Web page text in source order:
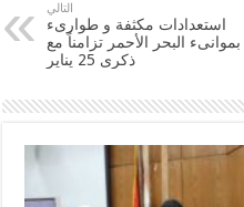
التالي
استعدادات مكثفة و طوارىء
بموانىء البحر الأحمر تزامناً مع
ذكرى 25 يناير